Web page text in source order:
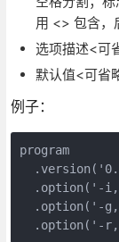
用 <> 包含，
选项描述<可
默认值<可省
例子：
program
.option('-
.option('-
.option('-